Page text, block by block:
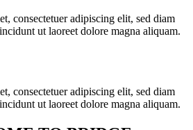
consectetuer adipiscing elit, sed diam
ut laoreet dolore magna aliquam.
consectetuer adipiscing elit, sed diam
ut laoreet dolore magna aliquam.